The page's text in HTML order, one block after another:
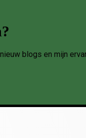
blogs en mijn